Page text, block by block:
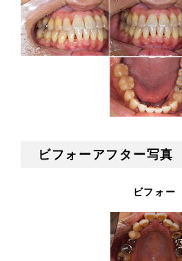
ビフォーアフター写真
ビフォー